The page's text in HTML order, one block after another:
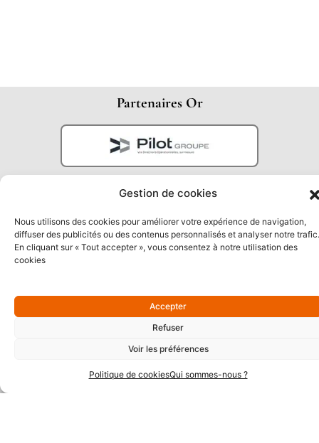
Gestion de cookies
Nous utilisons des cookies pour améliorer votre expérience de navigation,
diffuser des publicités ou des contenus personnalisés et analyser notre trafic.
En cliquant sur « Tout accepter », vous consentez à notre utilisation des
cookies
Accepter
Refuser
Voir les préférences
Politique de cookiesQui sommes-nous ?
Partenaires Or
Partenaires Argent